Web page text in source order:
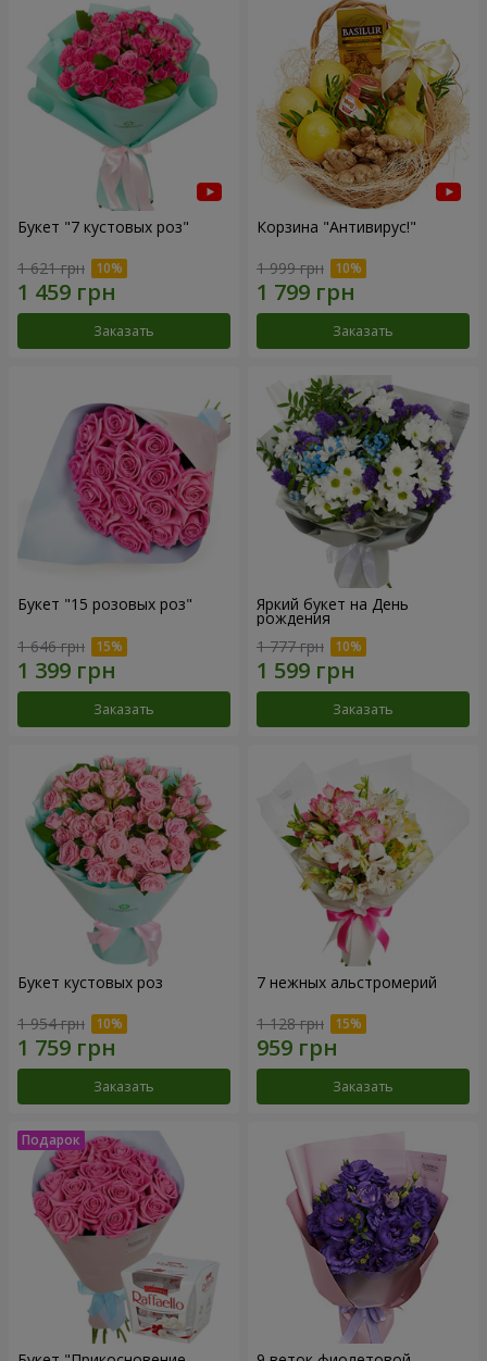
Букет "7 кустовых роз"
1 621 грн
Заказать
Корзина "Антивирус!"
1 999 грн
Заказать
Букет "15 розовых роз"
1 646 грн
Заказать
Яркий букет на День
рождения
1 777 грн
Заказать
Букет кустовых роз
1 954 грн
Заказать
7 нежных альстромерий
1 128 грн
Заказать